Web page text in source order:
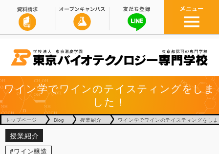
ワイン学でワインのテイスティングをしま
した！
トップページ Blog 授業紹介 ワイン学でワインのテイスティングをし
授業紹介
ワイン醸造